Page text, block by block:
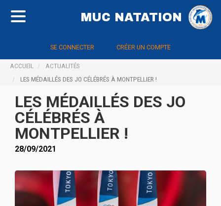
MUC NATATION
SE CONNECTER CRÉER UN COMPTE
ACCUEIL
ACTUALITÉS
LES MÉDAILLÉS DES JO CÉLÉBRÉS À MONTPELLIER !
LES MÉDAILLÉS DES JO
CÉLÉBRÉS À
MONTPELLIER !
28/09/2021